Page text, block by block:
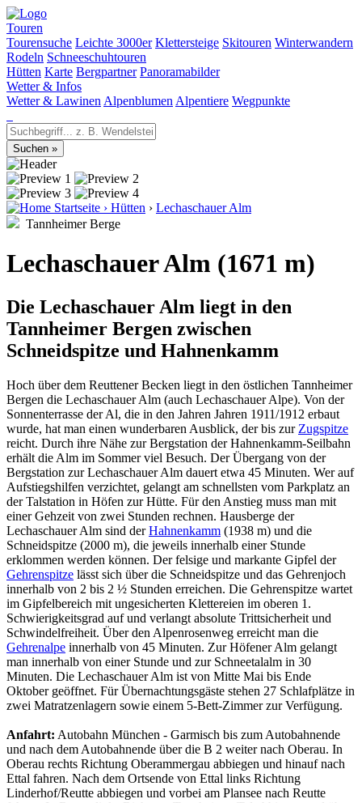
Touren
Tourensuche Leichte 3000er Klettersteige Skitouren Winterwandern
Rodeln Schneeschuhtouren
Hütten Karte Bergpartner Panoramabilder
Wetter & Infos
Wetter & Lawinen Alpenblumen Alpentiere Wegpunkte
Startseite › Hütten › Lechaschauer Alm
Tannheimer Berge
Lechaschauer Alm (1671 m)
Die Lechaschauer Alm liegt in den
Tannheimer Bergen zwischen
Schneidspitze und Hahnenkamm
Hoch über dem Reuttener Becken liegt in den östlichen Tannheimer
Bergen die Lechaschauer Alm (auch Lechaschauer Alpe). Von der
Sonnenterrasse der Al, die in den Jahren Jahren 1911/1912 erbaut
wurde, hat man einen wunderbaren Ausblick, der bis zur Zugspitze
reicht. Durch ihre Nähe zur Bergstation der Hahnenkamm-Seilbahn
erhält die Alm im Sommer viel Besuch. Der Übergang von der
Bergstation zur Lechaschauer Alm dauert etwa 45 Minuten. Wer auf
Aufstiegshilfen verzichtet, gelangt am schnellsten vom Parkplatz an
der Talstation in Höfen zur Hütte. Für den Anstieg muss man mit
einer Gehzeit von zwei Stunden rechnen. Hausberge der
Lechaschauer Alm sind derHahnenkamm (1938 m) und die
Schneidspitze (2000 m), die jeweils innerhalb einer Stunde
erklommen werden können. Der felsige und markante Gipfel der
Gehrenspitze lässt sich über die Schneidspitze und das Gehrenjoch
innerhalb von 2 bis 2 ½ Stunden erreichen. Die Gehrenspitze wartet
im Gipfelbereich mit ungesicherten Klettereien im oberen 1.
Schwierigkeitsgrad auf und verlangt absolute Trittsicherheit und
Schwindelfreiheit. Über den Alpenrosenweg erreicht man die
Gehrenalpe innerhalb von 45 Minuten. Zur Höfener Alm gelangt
man innerhalb von einer Stunde und zur Schneetalalm in 30
Minuten. Die Lechaschauer Alm ist von Mitte Mai bis Ende
Oktober geöffnet. Für Übernachtungsgäste stehen 27 Schlafplätze in
zwei Matratzenlagern sowie einem 5-Bett-Zimmer zur Verfügung.
Anfahrt: Autobahn München - Garmisch bis zum Autobahnende
und nach dem Autobahnende über die B 2 weiter nach Oberau. In
Oberau rechts Richtung Oberammergau abbiegen und hinauf nach
Ettal fahren. Nach dem Ortsende von Ettal links Richtung
Linderhof/Reutte abbiegen und vorbei am Plansee nach Reutte